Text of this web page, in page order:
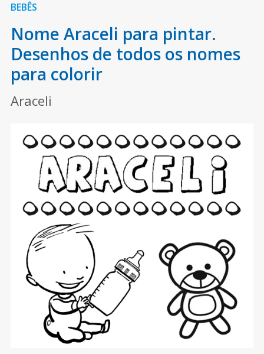
BEBÊS
Nome Araceli para pintar.
Desenhos de todos os nomes
para colorir
Araceli